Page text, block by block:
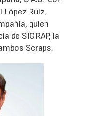
López Ruiz,
quien
de SIGRAP, la
Scraps.